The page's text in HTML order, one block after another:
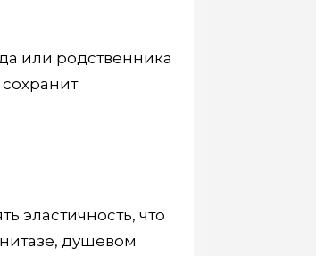
или родственника
сохранит
эластичность, что
душевом